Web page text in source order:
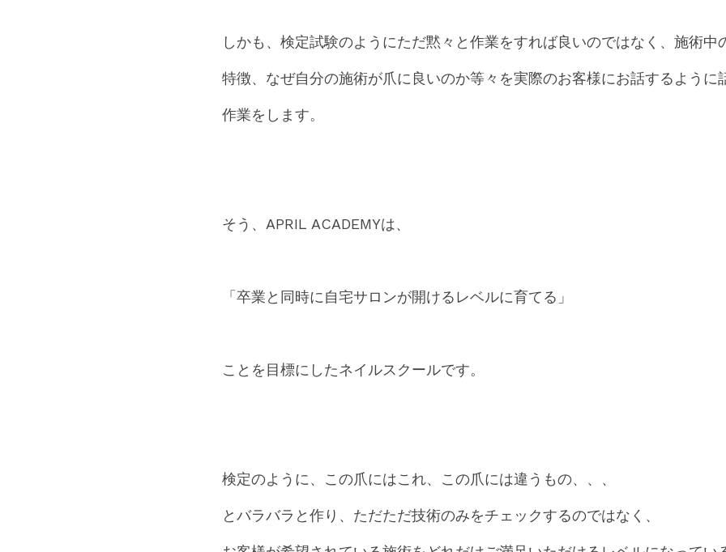
しかも、検定試験のようにただ黙々と作業をすれば良いのではなく、施術中
特徴、なぜ自分の施術が爪に良いのか等々を実際のお客様にお話するように
作業をします。
そう、APRIL ACADEMYは、
「卒業と同時に自宅サロンが開けるレベルに育てる」
ことを目標にしたネイルスクールです。
検定のように、この爪にはこれ、この爪には違うもの、、、
とバラバラと作り、ただただ技術のみをチェックするのではなく、